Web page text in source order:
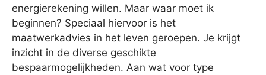
energierekening willen. Maar waar moet ik
beginnen? Speciaal hiervoor is het
maatwerkadvies in het leven geroepen. Je krijgt
inzicht in de diverse geschikte
bespaarmogelijkheden. Aan wat voor type